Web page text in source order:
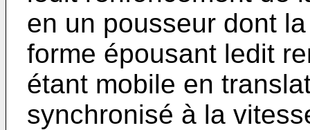
en un pousseur dont
forme épousant ledit
étant mobile en
synchronisé à la